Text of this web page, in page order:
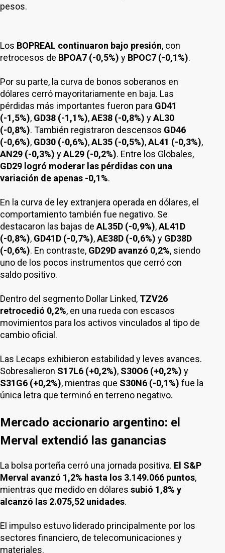
pesos.
Los BOPREAL continuaron bajo presión, con
retrocesos de BPOA7 (-0,5%) y BPOC7 (-0,1%).
Por su parte, la curva de bonos soberanos en
dólares cerró mayoritariamente en baja. Las
pérdidas más importantes fueron para GD41
(-1,5%), GD38 (-1,1%),AE38 (-0,8%) yAL30
(-0,8%). También registraron descensos GD46
(-0,6%), GD30 (-0,6%),AL35 (-0,5%),AL41 (-0,3%),
AN29 (-0,3%) yAL29 (-0,2%). Entre los Globales,
GD29 logró moderar las pérdidas con una
variación de apenas -0,1%.
En la curva de ley extranjera operada en dólares, el
comportamiento también fue negativo. Se
destacaron las bajas de AL35D (-0,9%),AL41D
(-0,8%), GD41D (-0,7%),AE38D (-0,6%) y GD38D
(-0,6%). En contraste, GD29D avanzó 0,2%, siendo
uno de los pocos instrumentos que cerró con
saldo positivo.
Dentro del segmento Dollar Linked, TZV26
retrocedió 0,2%, en una rueda con escasos
movimientos para los activos vinculados al tipo de
cambio oficial.
Las Lecaps exhibieron estabilidad y leves avances.
Sobresalieron S17L6 (+0,2%), S30O6 (+0,2%) y
S31G6 (+0,2%), mientras que S30N6 (-0,1%) fue la
única letra que terminó en terreno negativo.
Mercado accionario argentino: el
Merval extendió las ganancias
La bolsa porteña cerró una jornada positiva. El S&P
Merval avanzó 1,2% hasta los 3.149.066 puntos,
mientras que medido en dólares subió 1,8% y
alcanzó las 2.075,52 unidades.
El impulso estuvo liderado principalmente por los
sectores financiero, de telecomunicaciones y
materiales.